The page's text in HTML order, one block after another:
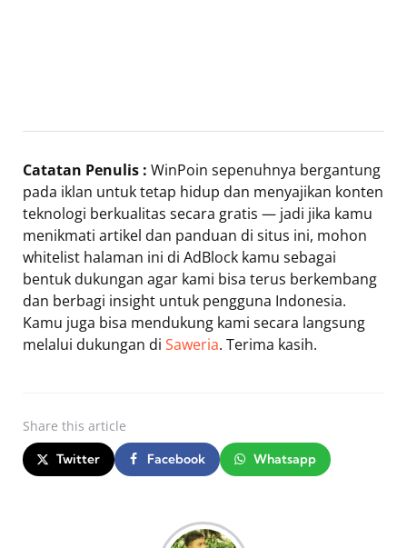
Catatan Penulis : WinPoin sepenuhnya bergantung
pada iklan untuk tetap hidup dan menyajikan konten
teknologi berkualitas secara gratis — jadi jika kamu
menikmati artikel dan panduan di situs ini, mohon
whitelist halaman ini di AdBlock kamu sebagai
bentuk dukungan agar kami bisa terus berkembang
dan berbagi insight untuk pengguna Indonesia.
Kamu juga bisa mendukung kami secara langsung
melalui dukungan di Saweria. Terima kasih.
Share this article
Twitter Facebook Whatsapp